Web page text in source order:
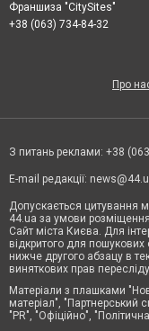
Франшиза "CitySites"
+38 (063) 734-84-32
Про
З питань реклами: +38
E-mail редакції:
Допускається цитування
44.ua за умови
Сайт міста Києва. Для
відкритого для пошукових
нижче другого абзацу в
виняткових прав
Матеріали з плашками
матеріал", "Партнерський
"PR", "Офіційно",